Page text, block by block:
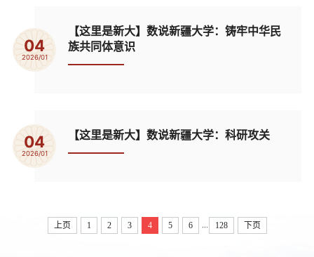
04
2026/01
【这里是新大】数说新疆大学：铸牢中华民
族共同体意识
04
2026/01
【这里是新大】数说新疆大学：科研攻关
上页 1 2 3 4 5 6 128 下页